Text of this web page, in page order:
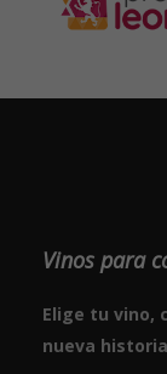
Vinos para
Elige tu vino,
nueva